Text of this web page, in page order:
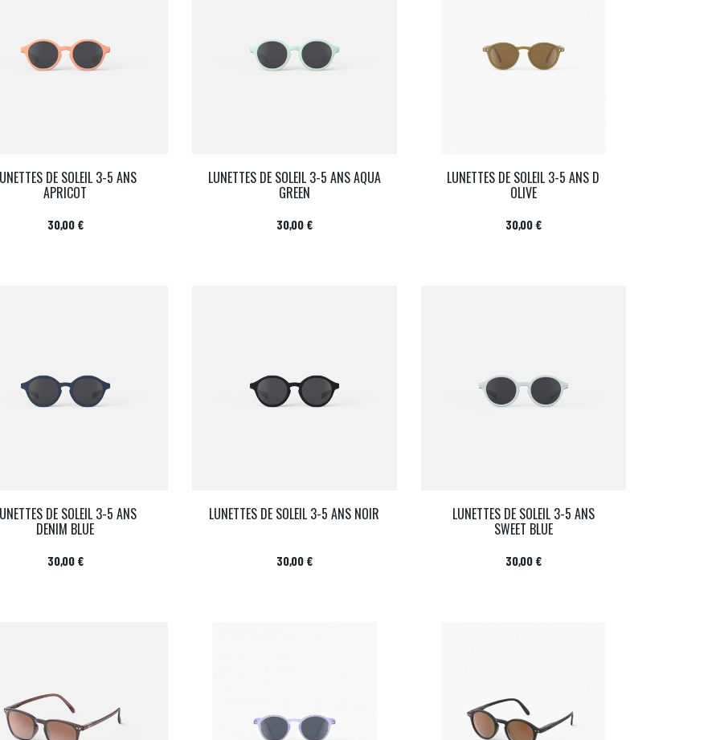
DE SOLEIL 3-5 ANS
APRICOT
Prix
30,00 €
LUNETTES DE SOLEIL 3-5 ANS AQUA
GREEN
Prix
30,00 €
LUNETTES DE SOLEIL 3-5 ANS D
OLIVE
Prix
30,00 €
DE SOLEIL 3-5 ANS
DENIM BLUE
Prix
30,00 €
LUNETTES DE SOLEIL 3-5 ANS NOIR
Prix
30,00 €
LUNETTES DE SOLEIL 3-5 ANS
SWEET BLUE
Prix
30,00 €